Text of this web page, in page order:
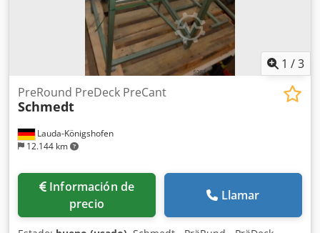
1 /3
Lauda-Königshofen
12.144 km
PreRound PreDeck PreCant
Schmedt
Información de
precio
Llamar